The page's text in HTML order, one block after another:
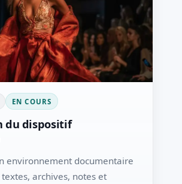
EN COURS
du dispositif
environnement documentaire
archives, notes et